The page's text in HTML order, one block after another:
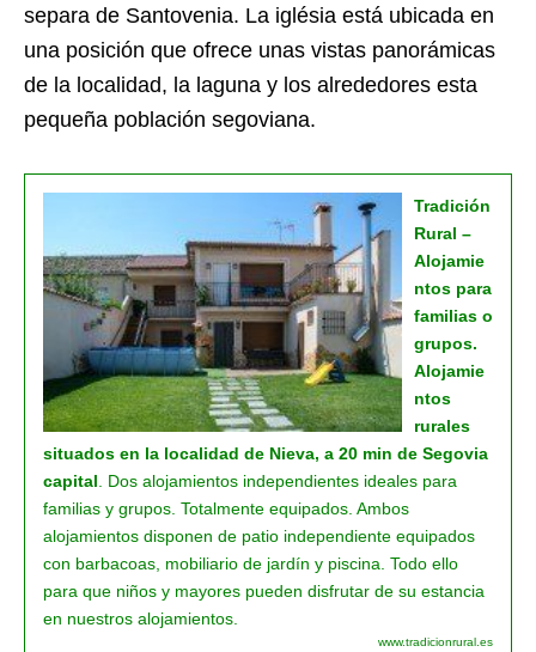
separa de Santovenia. La iglésia está ubicada en
una posición que ofrece unas vistas panorámicas
de la localidad, la laguna y los alrededores esta
pequeña población segoviana.
Tradición
Rural –
Alojamie
ntos para
familias o
grupos.
Alojamie
ntos
rurales
situados en la localidad de Nieva, a 20 min de Segovia
capital . Dos alojamientos independientes ideales para
familias y grupos. Totalmente equipados. Ambos
alojamientos disponen de patio independiente equipados
con barbacoas, mobiliario de jardín y piscina. Todo ello
para que niños y mayores pueden disfrutar de su estancia
en nuestros alojamientos.
www.tradicionrural.es